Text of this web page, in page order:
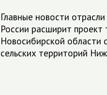
Главные новости
России расширит проект
Новосибирской области
сельских территорий